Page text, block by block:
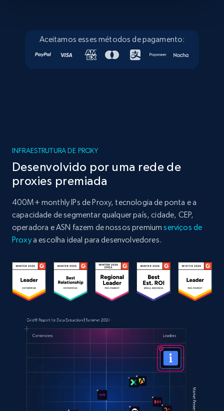
Aceitamos esses métodos de pagamento:
INFRAESTRUTURA DE PROXY
Desenvolvido por uma rede de
proxies premiada
400M+ monthly IPs de Proxy, tecnologia de ponta e a
capacidade de segmentar qualquer país, cidade, CEP,
operadora e ASN fazem de nossos premiumserviços de
Proxya escolha ideal para desenvolvedores.